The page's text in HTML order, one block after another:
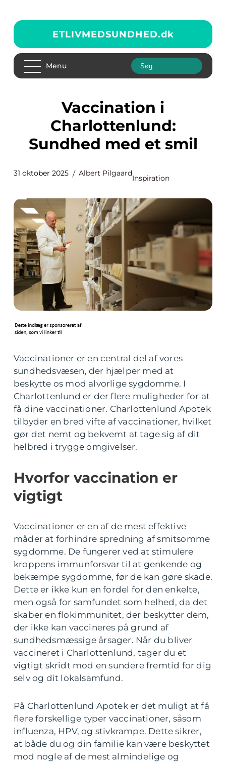
ETLIVMEDSUNDHED.dk
Menu
Vaccination i
Charlottenlund:
Sundhed med et smil
31 oktober 2025 Albert Pilgaard
Inspiration
Vaccinationer er en central del af vores
sundhedsvæsen, der hjælper med at
beskytte os mod alvorlige sygdomme. I
Charlottenlund er der flere muligheder for at
få dine vaccinationer. Charlottenlund Apotek
tilbyder en bred vifte af vaccinationer, hvilket
gør det nemt og bekvemt at tage sig af dit
helbred i trygge omgivelser.
Hvorfor vaccination er
vigtigt
Vaccinationer er en af de mest effektive
måder at forhindre spredning af smitsomme
sygdomme. De fungerer ved at stimulere
kroppens immunforsvar til at genkende og
bekæmpe sygdomme, før de kan gøre skade.
Dette er ikke kun en fordel for den enkelte,
men også for samfundet som helhed, da det
skaber en flokimmunitet, der beskytter dem,
der ikke kan vaccineres på grund af
sundhedsmæssige årsager. Når du bliver
vaccineret i Charlottenlund, tager du et
vigtigt skridt mod en sundere fremtid for dig
selv og dit lokalsamfund.
På Charlottenlund Apotek er det muligt at få
flere forskellige typer vaccinationer, såsom
influenza, HPV, og stivkrampe. Dette sikrer,
at både du og din familie kan være beskyttet
mod nogle af de mest almindelige og